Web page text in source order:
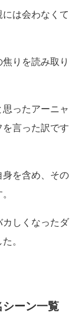
は会わなくて
りを読み取り
ったアーニャ
言った訳です
身を含め、その
カしくなったダ
。
シーン一覧